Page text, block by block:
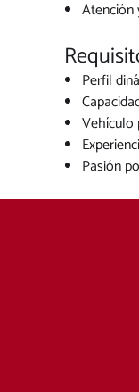
Atención
Perfil
Vehículo
Pasión